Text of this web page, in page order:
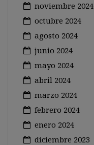
noviembre 2024
octubre 2024
agosto 2024
junio 2024
mayo 2024
abril 2024
marzo 2024
febrero 2024
enero 2024
diciembre 2023